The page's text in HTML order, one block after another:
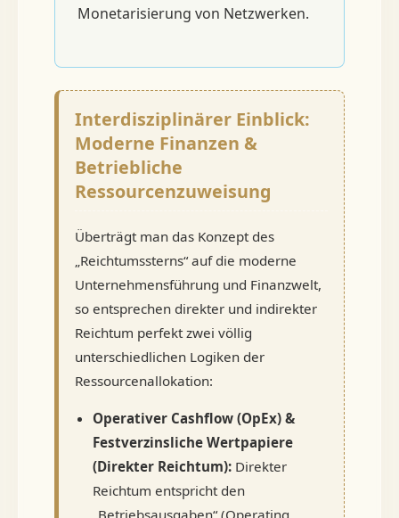
Monetarisierung von Netzwerken.
Interdisziplinärer Einblick:
Moderne Finanzen &
Betriebliche
Ressourcenzuweisung
Überträgt man das Konzept des
„Reichtumssterns“ auf die moderne
Unternehmensführung und Finanzwelt,
so entsprechen direkter und indirekter
Reichtum perfekt zwei völlig
unterschiedlichen Logiken der
Ressourcenallokation:
Operativer Cashflow (OpEx) &
Festverzinsliche Wertpapiere
(Direkter Reichtum): Direkter
Reichtum entspricht den